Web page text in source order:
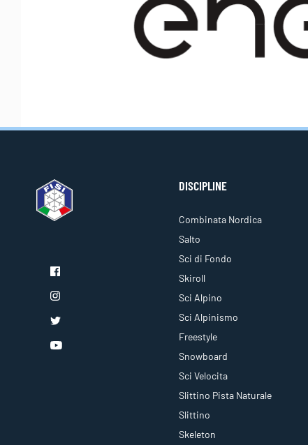
DISCIPLINE
Combinata Nordica
Salto
Sci di Fondo
Skiroll
Sci Alpino
Sci Alpinismo
Freestyle
Snowboard
Sci Velocita
Slittino Pista Naturale
Slittino
Skeleton